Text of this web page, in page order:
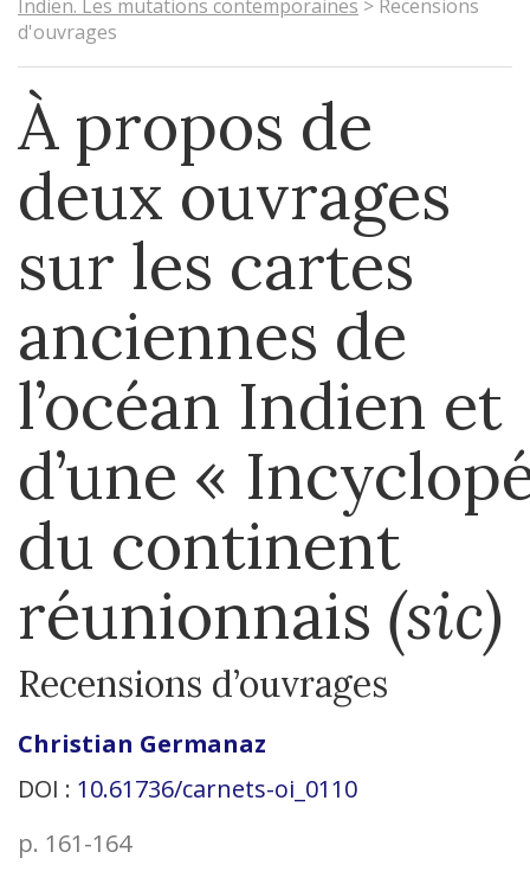
Indien. Les mutations contemporaines > Recensions
d'ouvrages
À propos de
deux ouvrages
sur les cartes
anciennes de
l’océan Indien et
d’une «
du continent
réunionnais (sic)
Recensions d’ouvrages
Christian Germanaz
DOI : 10.61736/carnets-oi_0110
p. 161-164